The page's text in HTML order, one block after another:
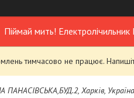
Піймай мить!
тимчасово не працює.
ПАНАСІВСЬКА,БУД.2, Харків, Україна